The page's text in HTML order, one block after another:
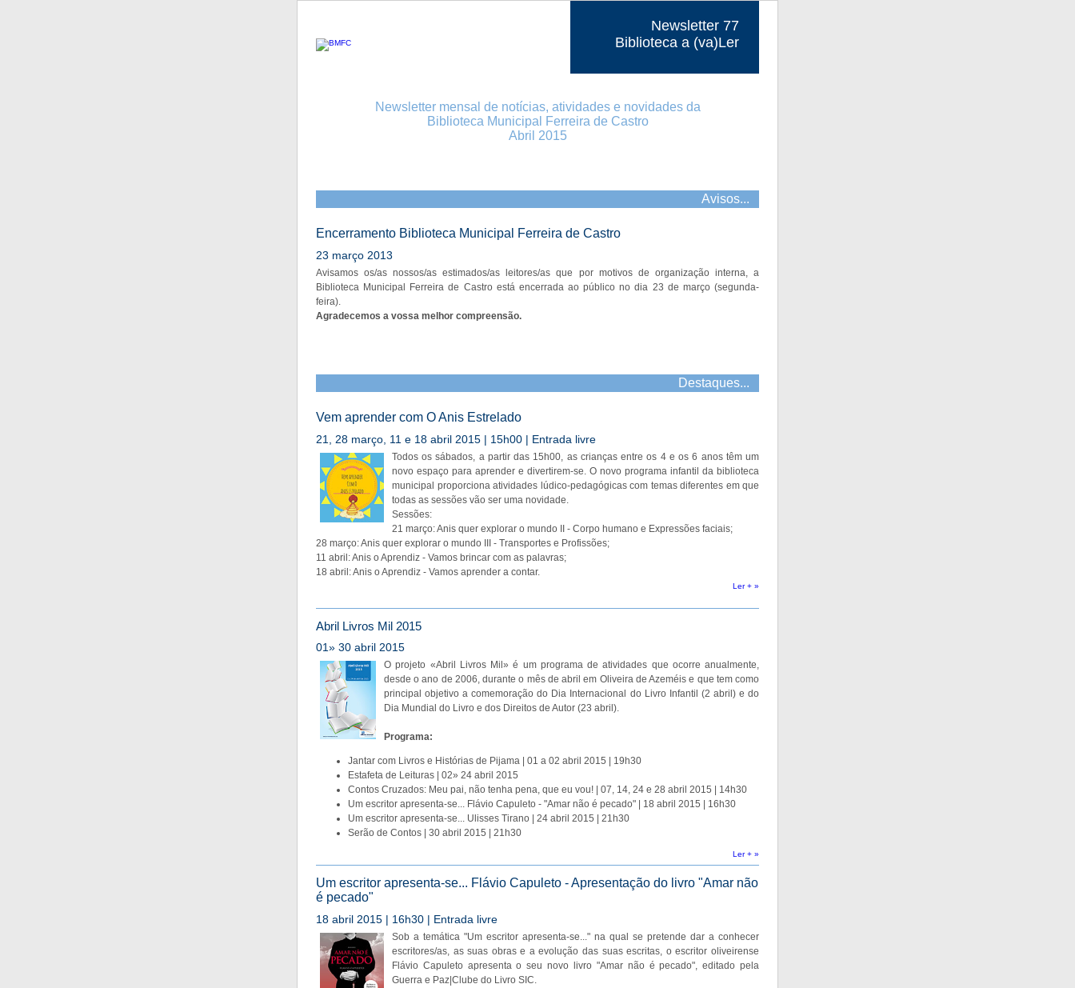
Newsletter 77
Biblioteca a (va)Ler
Newsletter mensal de notícias, atividades e novidades da
Biblioteca Municipal Ferreira de Castro
Abril 2015
Avisos...
Encerramento Biblioteca Municipal Ferreira de Castro
23 março 2013
Avisamos os/as nossos/as estimados/as leitores/as que por motivos de organização interna, a
Biblioteca Municipal Ferreira de Castro está encerrada ao público no dia 23 de março (segunda-
feira).
Agradecemos a vossa melhor compreensão.
Destaques...
Vem aprender com O Anis Estrelado
21, 28 março, 11 e 18 abril 2015 | 15h00 | Entrada livre
Todos os sábados, a partir das 15h00, as crianças entre os 4 e os 6 anos têm um
novo espaço para aprender e divertirem-se. O novo programa infantil da biblioteca
municipal proporciona atividades lúdico-pedagógicas com temas diferentes em que
todas as sessões vão ser uma novidade.
Sessões:
21 março: Anis quer explorar o mundo II - Corpo humano e Expressões faciais;
28 março: Anis quer explorar o mundo III - Transportes e Profissões;
11 abril: Anis o Aprendiz - Vamos brincar com as palavras;
18 abril: Anis o Aprendiz - Vamos aprender a contar.
Ler + »
Abril Livros Mil 2015
01» 30 abril 2015
O projeto «Abril Livros Mil» é um programa de atividades que ocorre anualmente,
desde o ano de 2006, durante o mês de abril em Oliveira de Azeméis e que tem como
principal objetivo a comemoração do Dia Internacional do Livro Infantil (2 abril) e do
Dia Mundial do Livro e dos Direitos de Autor (23 abril).
Programa:
Jantar com Livros e Histórias de Pijama | 01 a 02 abril 2015 | 19h30
Estafeta de Leituras | 02» 24 abril 2015
Contos Cruzados: Meu pai, não tenha pena, que eu vou! | 07, 14, 24 e 28 abril 2015 | 14h30
Um escritor apresenta-se... Flávio Capuleto - "Amar não é pecado" | 18 abril 2015 | 16h30
Um escritor apresenta-se... Ulisses Tirano | 24 abril 2015 | 21h30
Serão de Contos | 30 abril 2015 | 21h30
Ler + »
Um escritor apresenta-se... Flávio Capuleto - Apresentação do livro "Amar não
é pecado"
18 abril 2015 | 16h30 | Entrada livre
Sob a temática "Um escritor apresenta-se..." na qual se pretende dar a conhecer
escritores/as, as suas obras e a evolução das suas escritas, o escritor oliveirense
Flávio Capuleto apresenta o seu novo livro "Amar não é pecado", editado pela
Guerra e Paz|Clube do Livro SIC.